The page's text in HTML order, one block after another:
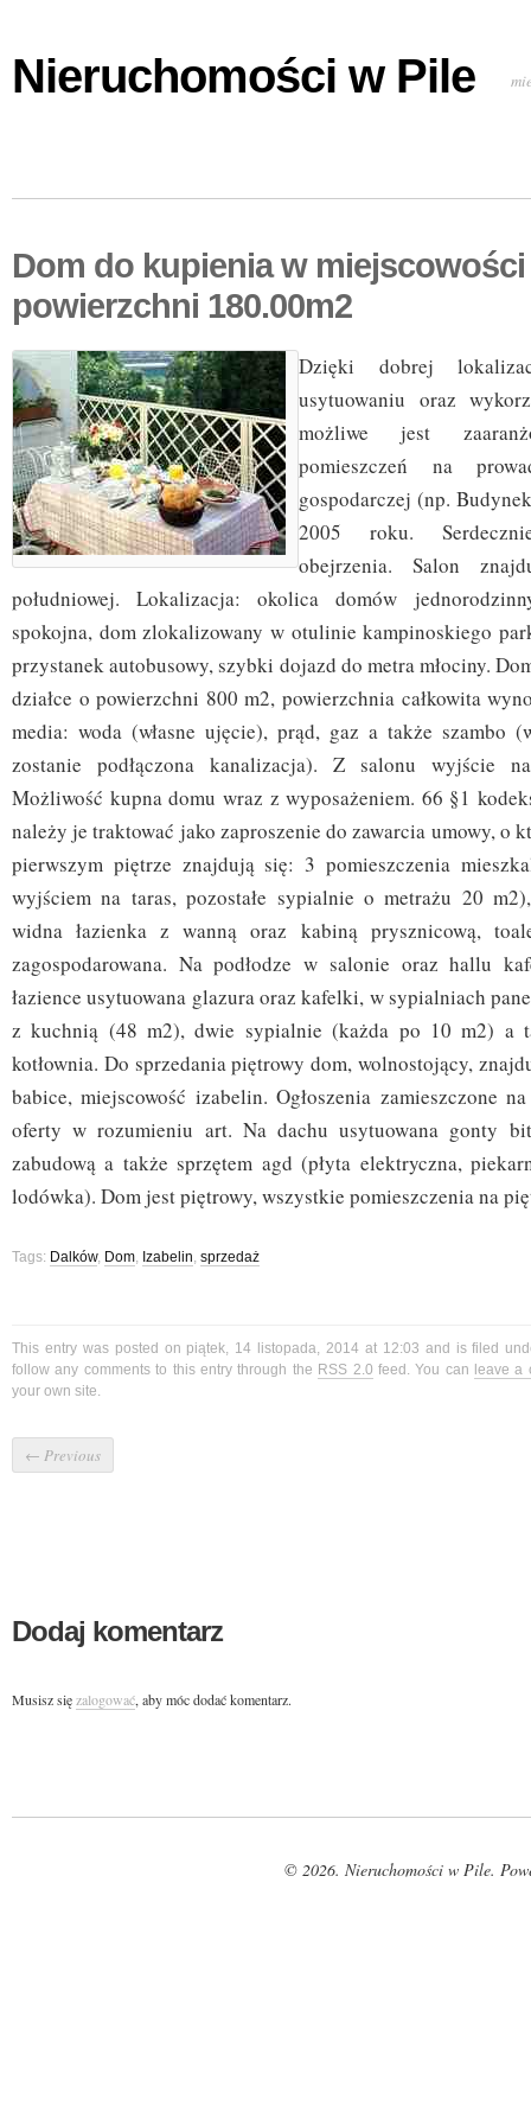
Nieruchomości w Pile
Dom do kupienia w
powierzchni 180.00m2
Dzięki dobrej
usytuowaniu oraz
możliwe jest
pomieszczeń na
gospodarczej (np.
2005 roku.
obejrzenia. Salon
południowej. Lokalizacja: okolica domów
spokojna, dom zlokalizowany w otulinie kampinoskiego
przystanek autobusowy, szybki dojazd do metra młociny.
działce o powierzchni 800 m2, powierzchnia całkowita
media: woda (własne ujęcie), prąd, gaz a także szambo
zostanie podłączona kanalizacja). Z salonu wyjście
Możliwość kupna domu wraz z wyposażeniem. 66 §1
należy je traktować jako zaproszenie do zawarcia umowy, o
pierwszym piętrze znajdują się: 3 pomieszczenia
wyjściem na taras, pozostałe sypialnie o metrażu 20
widna łazienka z wanną oraz kabiną prysznicową,
zagospodarowana. Na podłodze w salonie oraz hallu
łazience usytuowana glazura oraz kafelki, w sypialniach
z kuchnią (48 m2), dwie sypialnie (każda po 10 m2) a
kotłownia. Do sprzedania piętrowy dom, wolnostojący,
babice, miejscowość izabelin. Ogłoszenia zamieszczone
oferty w rozumieniu art. Na dachu usytuowana gonty
zabudową a także sprzętem agd (płyta elektryczna,
lodówka). Dom jest piętrowy, wszystkie pomieszczenia na
Tags: Dalków, Dom, Izabelin, sprzedaż
This entry was posted on piątek, 14 listopada, 2014 at 12:03 and is filed
follow any comments to this entry through the RSS 2.0 feed. You can leave a
your own site.
← Previous
Dodaj komentarz
Musisz sięzalogować, aby móc dodać komentarz.
© 2026. Nieruchomości w Pile.